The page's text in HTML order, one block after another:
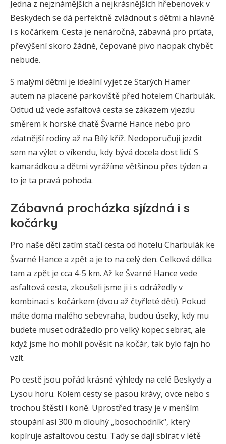
Jedna z nejznámějších a nejkrásnějších hřebenovek v
Beskydech se dá perfektně zvládnout s dětmi a hlavně
i s kočárkem. Cesta je nenáročná, zábavná pro prťata,
převýšení skoro žádné, čepované pivo naopak chybět
nebude.
S malými dětmi je ideální vyjet ze Starých Hamer
autem na placené parkoviště před hotelem Charbulák.
Odtud už vede asfaltová cesta se zákazem vjezdu
směrem k horské chatě Švarné Hance nebo pro
zdatnější rodiny až na Bílý kříž. Nedoporučuji jezdit
sem na výlet o víkendu, kdy bývá docela dost lidí. S
kamarádkou a dětmi vyrážíme většinou přes týden a
to je ta pravá pohoda.
Zábavná procházka sjízdná i s
kočárky
Pro naše děti zatím stačí cesta od hotelu Charbulák ke
Švarné Hance a zpět a je to na celý den. Celková délka
tam a zpět je cca 4-5 km. Až ke Švarné Hance vede
asfaltová cesta, zkoušeli jsme ji i s odrážedly v
kombinaci s kočárkem (dvou až čtyřleté děti). Pokud
máte doma malého sebevraha, budou úseky, kdy mu
budete muset odrážedlo pro velký kopec sebrat, ale
když jsme ho mohli pověsit na kočár, tak bylo fajn ho
vzít.
Po cestě jsou pořád krásné výhledy na celé Beskydy a
Lysou horu. Kolem cesty se pasou krávy, ovce nebo s
trochou štěstí i koně. Uprostřed trasy je v menším
stoupání asi 300 m dlouhý „bosochodník“, který
kopíruje asfaltovou cestu. Tady se dají sbírat v létě